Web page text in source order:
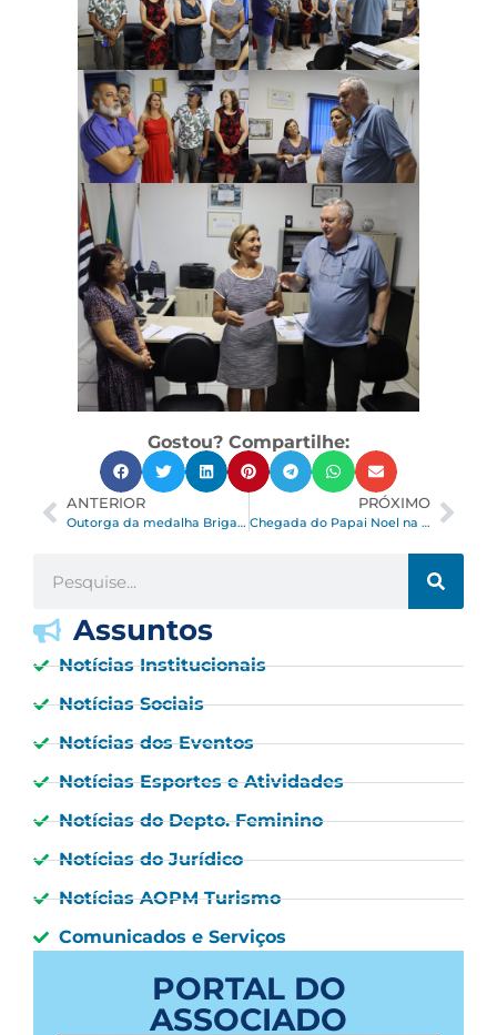
Gostou? Compartilhe:
ANTERIOR
Outorga da medalha Brigadeiro Tobias
PRÓXIMO
Chegada do Papai Noel na AOPM
Assuntos
Notícias Institucionais
Notícias Sociais
Notícias dos Eventos
Notícias Esportes e Atividades
Notícias do Depto. Feminino
Notícias do Jurídico
Notícias AOPM Turismo
Comunicados e Serviços
PORTAL DO
ASSOCIADO